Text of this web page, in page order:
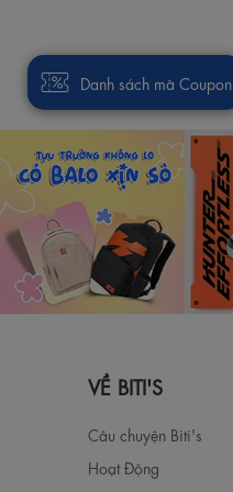
VỀ BITI'S
Câu chuyện Biti's
Hoạt Động
Danh sách mã Coupon